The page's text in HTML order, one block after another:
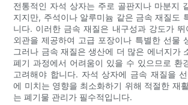
전통적인 자석 상자는 주로 골판지나 마분지
지지만, 주석이나 알루미늄 같은 금속 재질도
니다. 이러한 금속 재질은 내구성과 강도가 뛰
외관을 제공하여 고급 포장이나 특별한 선물
그러나 금속 재질은 생산에 더 많은 에너지가
폐기 과정에서 어려움이 있을 수 있으므로 환
고려해야 합니다. 자석 상자에 금속 재질을
에 미치는 영향을 최소화하기 위해 적절한 재
는 폐기물 관리가 필수적입니다.